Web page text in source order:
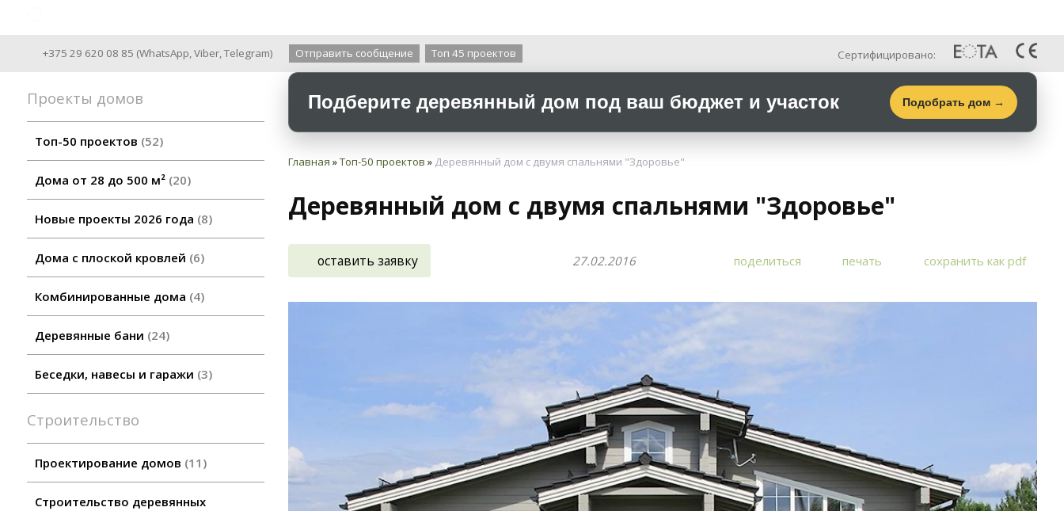
+375 29 620 08 85 (WhatsApp,Viber,Telegram) Отправить сообщение Топ 45 проектов Сертифицировано:
Проекты домов
Топ-50 проектов 52
Дома от 28 до 500 м² 20
Новые проекты 2026 года 8
Дома с плоской кровлей 6
Комбинированные дома 4
Деревянные бани 24
Беседки, навесы и гаражи 3
Строительство
Проектирование домов 11
Строительство деревянных
Подберите деревянный дом под ваш бюджет и участок Подобрать дом →
Главная »Топ-50 проектов » Деревянный дом с двумя спальнями "Здоровье"
Деревянный дом с двумя спальнями "Здоровье"
оставить заявку 27.02.2016 поделиться печать сохранить как pdf